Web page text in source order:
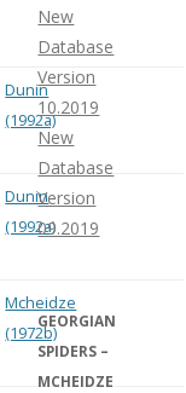
Dunin
(1992a)
Dunin
(1992a)
Mcheidze
(1972b)
New
Database
Version
10.2019
New
Database
Version
09.2019
GEORGIAN
SPIDERS –
MCHEIDZE